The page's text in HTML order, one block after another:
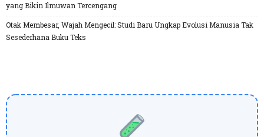
yang Bikin Ilmuwan Tercengang
Otak Membesar, Wajah Mengecil: Studi Baru Ungkap Evolusi Manusia Tak
Sesederhana Buku Teks